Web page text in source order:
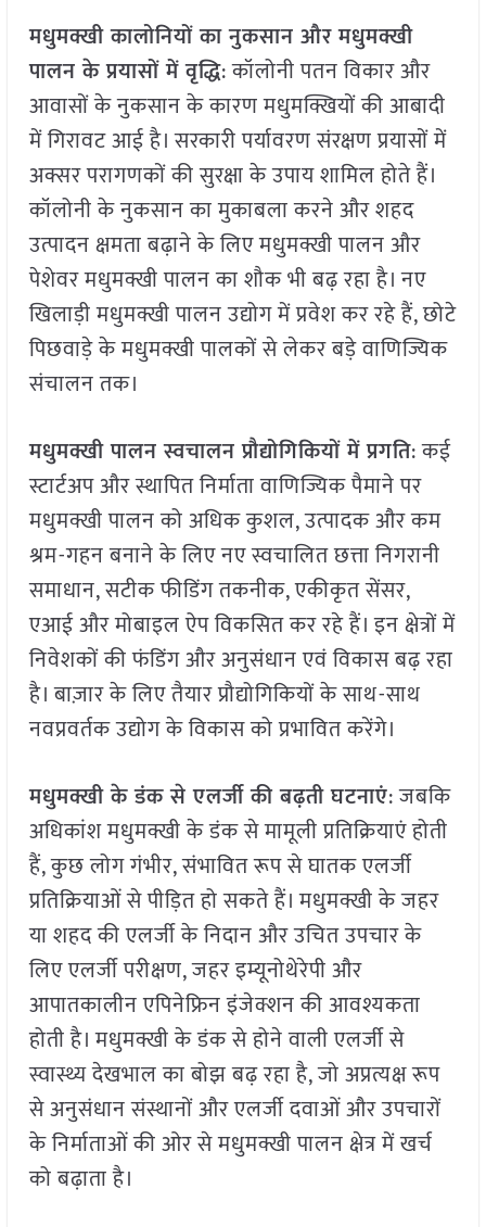
मधुमक्खी कालोनियों का नुकसान और मधुमक्खी
पालन के प्रयासों में वृद्धि: कॉलोनी पतन विकार और
आवासों के नुकसान के कारण मधुमक्खियों की आबादी
में गिरावट आई है। सरकारी पर्यावरण संरक्षण प्रयासों में
अक्सर परागणकों की सुरक्षा के उपाय शामिल होते हैं।
कॉलोनी के नुकसान का मुकाबला करने और शहद
उत्पादन क्षमता बढ़ाने के लिए मधुमक्खी पालन और
पेशेवर मधुमक्खी पालन का शौक भी बढ़ रहा है। नए
खिलाड़ी मधुमक्खी पालन उद्योग में प्रवेश कर रहे हैं, छोटे
पिछवाड़े के मधुमक्खी पालकों से लेकर बड़े वाणिज्यिक
संचालन तक।
मधुमक्खी पालन स्वचालन प्रौद्योगिकियों में प्रगति: कई
स्टार्टअप और स्थापित निर्माता वाणिज्यिक पैमाने पर
मधुमक्खी पालन को अधिक कुशल, उत्पादक और कम
श्रम-गहन बनाने के लिए नए स्वचालित छत्ता निगरानी
समाधान, सटीक फीडिंग तकनीक, एकीकृत सेंसर,
एआई और मोबाइल ऐप विकसित कर रहे हैं। इन क्षेत्रों में
निवेशकों की फंडिंग और अनुसंधान एवं विकास बढ़ रहा
है। बाज़ार के लिए तैयार प्रौद्योगिकियों के साथ-साथ
नवप्रवर्तक उद्योग के विकास को प्रभावित करेंगे।
मधुमक्खी के डंक से एलर्जी की बढ़ती घटनाएं: जबकि
अधिकांश मधुमक्खी के डंक से मामूली प्रतिक्रियाएं होती
हैं, कुछ लोग गंभीर, संभावित रूप से घातक एलर्जी
प्रतिक्रियाओं से पीड़ित हो सकते हैं। मधुमक्खी के जहर
या शहद की एलर्जी के निदान और उचित उपचार के
लिए एलर्जी परीक्षण, जहर इम्यूनोथेरेपी और
आपातकालीन एपिनेफ्रिन इंजेक्शन की आवश्यकता
होती है। मधुमक्खी के डंक से होने वाली एलर्जी से
स्वास्थ्य देखभाल का बोझ बढ़ रहा है, जो अप्रत्यक्ष रूप
से अनुसंधान संस्थानों और एलर्जी दवाओं और उपचारों
के निर्माताओं की ओर से मधुमक्खी पालन क्षेत्र में खर्च
को बढ़ाता है।